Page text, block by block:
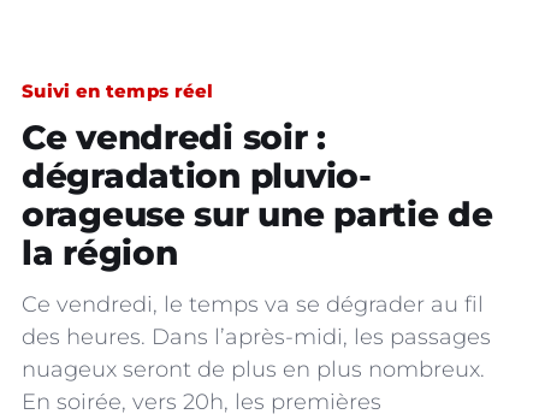
Suivi en temps réel
Ce vendredi soir :
dégradation pluvio-
orageuse sur une partie de
la région
Ce vendredi, le temps va se dégrader au fil
des heures. Dans l’après-midi, les passages
nuageux seront de plus en plus nombreux.
En soirée, vers 20h, les premières